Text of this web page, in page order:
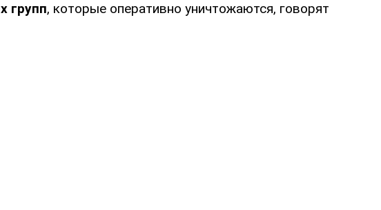
групп, которые оперативно уничтожаются, говорят